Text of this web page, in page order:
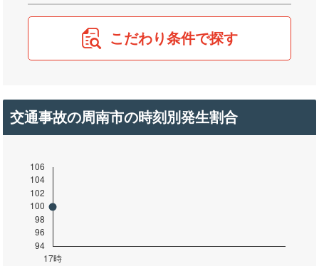
こだわり条件で探す
交通事故の周南市の時刻別発生割合